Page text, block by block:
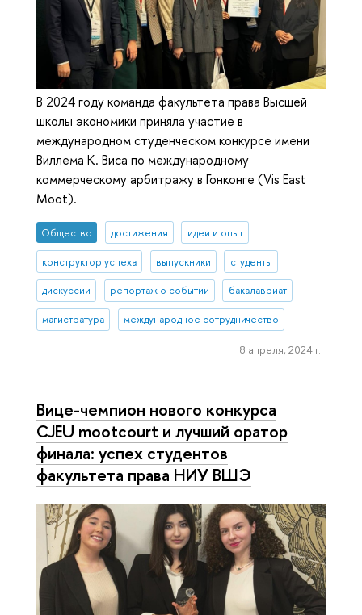
В 2024 году команда факультета права Высшей
школы экономики приняла участие в
международном студенческом конкурсе имени
Виллема К. Виса по международному
коммерческому арбитражу в Гонконге (Vis East
Moot).
Общество достижения идеи и опыт
конструктор успеха выпускники студенты
дискуссии репортаж о событии бакалавриат
магистратура международное сотрудничество
8 апреля, 2024 г.
Вице-чемпион нового конкурса
CJEU mootcourt и лучший оратор
финала: успех студентов
факультета права НИУ ВШЭ